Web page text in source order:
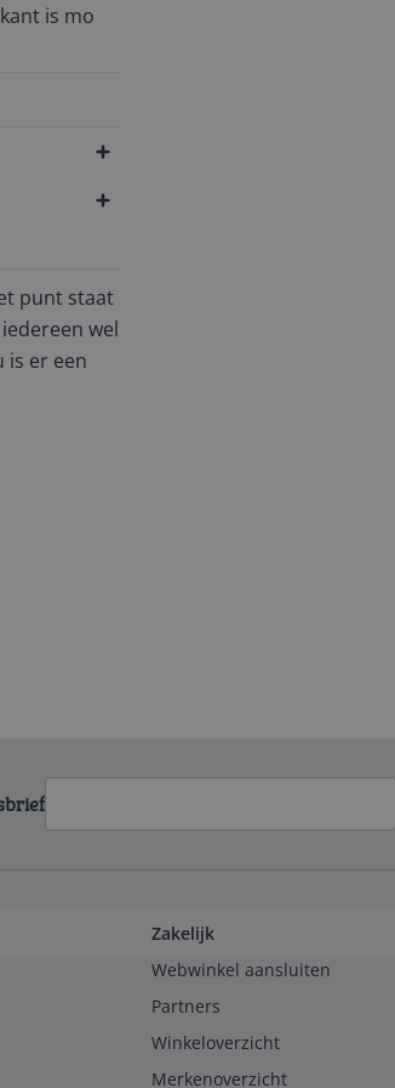
is mo
punt staat
wel
is er een
Zakelijk
Webwinkel aansluiten
Partners
Winkeloverzicht
Merkenoverzicht